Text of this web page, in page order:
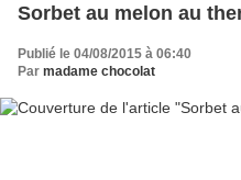
Sorbet au melon au
Publié le 04/08/2015 à 06:40
Par madame chocolat